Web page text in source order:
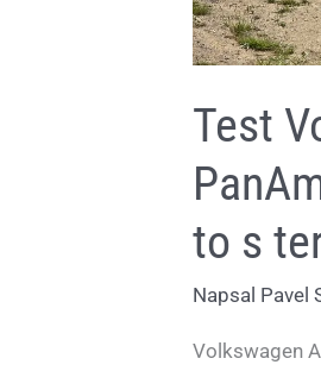
Test
to s
Napsal Pavel
Volkswagen